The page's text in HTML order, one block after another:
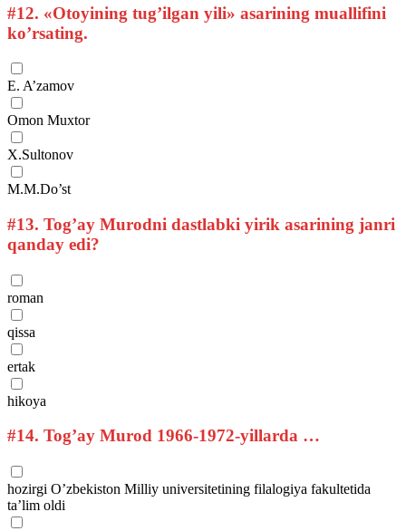
#12. «Otoyining tug’ilgan yili» asarining muallifini
ko’rsating.
E. A’zamov
Omon Muxtor
X.Sultonov
M.M.Do’st
#13. Tog’ay Murodni dastlabki yirik asarining janri
qanday edi?
roman
qissa
ertak
hikoya
#14. Tog’ay Murod 1966-1972-yillarda …
hozirgi O’zbekiston Milliy universitetining filalogiya fakultetida
ta’lim oldi